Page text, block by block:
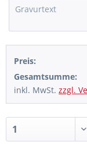
Preis:
Gesamtsumme:
inkl. MwSt.zzgl.